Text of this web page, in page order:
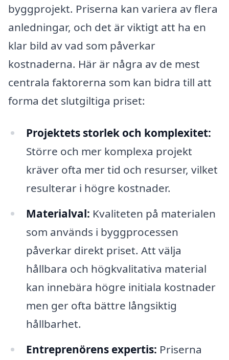
byggprojekt. Priserna kan variera av flera
anledningar, och det är viktigt att ha en
klar bild av vad som påverkar
kostnaderna. Här är några av de mest
centrala faktorerna som kan bidra till att
forma det slutgiltiga priset:
Projektets storlek och komplexitet:
Större och mer komplexa projekt
kräver ofta mer tid och resurser, vilket
resulterar i högre kostnader.
Materialval: Kvaliteten på materialen
som används i byggprocessen
påverkar direkt priset. Att välja
hållbara och högkvalitativa material
kan innebära högre initiala kostnader
men ger ofta bättre långsiktig
hållbarhet.
Entreprenörens expertis: Priserna